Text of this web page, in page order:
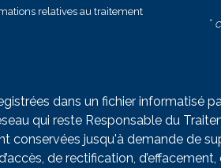
relatives au traitement
*
dans un fichier
qui reste Responsable du
conservées jusqu'à demande de
de rectification,